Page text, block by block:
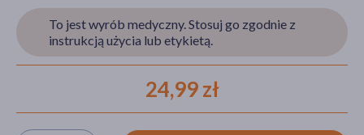
To jest wyrób medyczny. Stosuj go zgodnie z
instrukcją użycia lub etykietą.
24,99 zł